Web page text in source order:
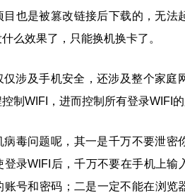
目也是被篡改链接后下载的，无法
么效果了，只能换机换卡了。
涉及手机安全，还涉及整个家庭
制WIFI，进而控制所有登录WIFI的
病毒问题呢，其一是千万不要泄密
登录WIFI后，千万不要在手机上输
账号和密码；二是一定不能在浏览